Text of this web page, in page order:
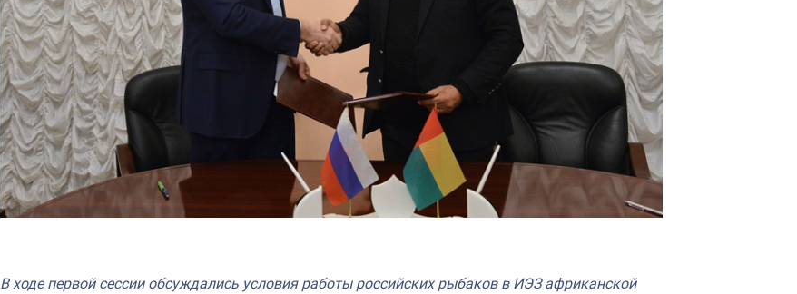
В ходе первой сессии обсуждались условия работы российских рыбаков в ИЭЗ африканской